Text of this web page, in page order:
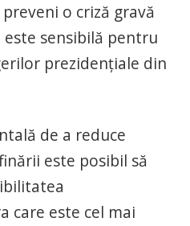
o criză gravă
sensibilă pentru
prezidențiale din
de a reduce
este posibil să
care este cel mai